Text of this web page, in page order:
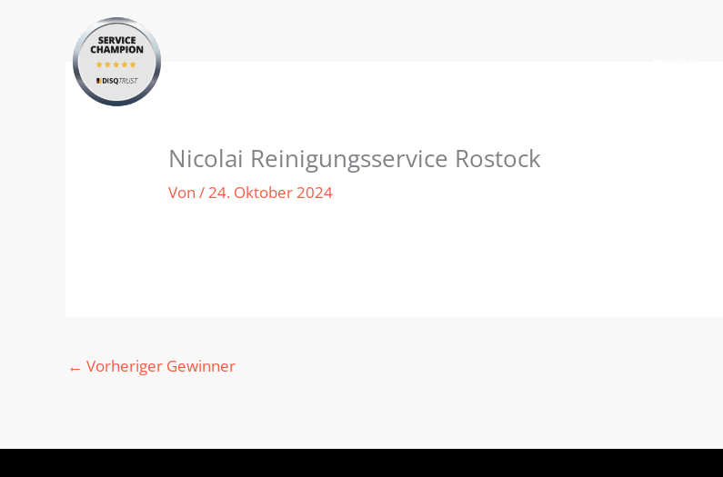
Nicolai Reinigungsservice Rostock
Von/24. Oktober 2024
← Vorheriger Gewinner